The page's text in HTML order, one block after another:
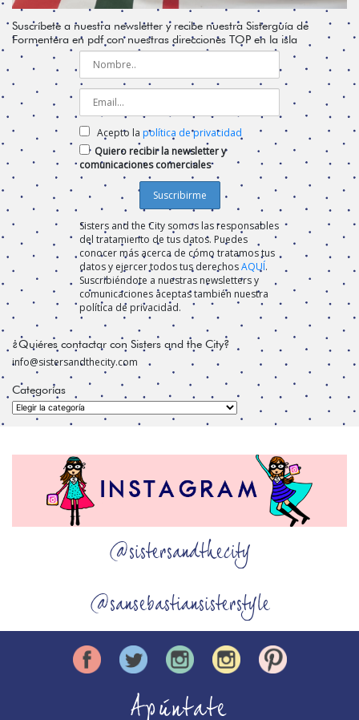
Suscríbete a nuestra newsletter y recibe nuestra Sisterguía de
Formentera en pdf con nuestras direcciones TOP en la isla
Acepto la política de privacidad
Quiero recibir la newsletter y
comunicaciones comerciales
Sisters and the City somos las responsables
del tratamiento de tus datos. Puedes
conocer más acerca de cómo tratamos tus
datos y ejercer todos tus derechosAQUÍ.
Suscribiéndote a nuestras newsletters y
comunicaciones aceptas también nuestra
política de privacidad.
¿Quiéres contactar con Sisters and the City?
info@sistersandthecity.com
Categorías
Categorías
@sistersandthecity
@sansebastiansisterstyle